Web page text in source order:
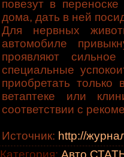
повезут в
дома, дать в ней
Для нервных
автомобиле
проявляют
специальные
приобретать
ветаптеке или
соответствии с
Источник: http://
Категория: Авто